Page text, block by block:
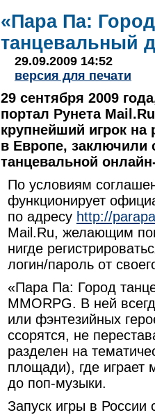
«Пара Па:
танцевальный
29.09.2009 14:52
версия для печати
29 сентября 2009
портал Рунета
крупнейший игрок на
в Европе, заключили
танцевальной
По условиям
функционирует
по адресу http://
Mail.Ru, желающим
нигде
логин/пароль от
«Пара Па: Город
MMORPG. В ней
или фэнтезийных
ссорятся, не
разделен на
площади), где играет
до поп-музыки.
Запуск игры в России